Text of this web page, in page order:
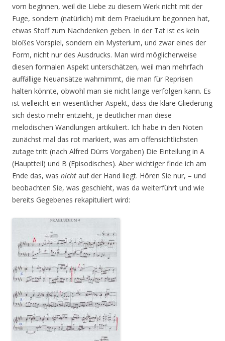
vorn beginnen, weil die Liebe zu diesem Werk nicht mit der
Fuge, sondern (natürlich) mit dem Praeludium begonnen hat,
etwas Stoff zum Nachdenken geben. In der Tat ist es kein
bloßes Vorspiel, sondern ein Mysterium, und zwar eines der
Form, nicht nur des Ausdrucks. Man wird möglicherweise
diesen formalen Aspekt unterschätzen, weil man mehrfach
auffällige Neuansätze wahrnimmt, die man für Reprisen
halten könnte, obwohl man sie nicht lange verfolgen kann. Es
ist vielleicht ein wesentlicher Aspekt, dass die klare Gliederung
sich desto mehr entzieht, je deutlicher man diese
melodischen Wandlungen artikuliert. Ich habe in den Noten
zunächst mal das rot markiert, was am offensichtlichsten
zutage tritt (nach Alfred Dürrs Vorgaben) Die Einteilung in A
(Hauptteil) und B (Episodisches). Aber wichtiger finde ich am
Ende das, was nicht auf der Hand liegt. Hören Sie nur, – und
beobachten Sie, was geschieht, was da weiterführt und wie
bereits Gegebenes rekapituliert wird: